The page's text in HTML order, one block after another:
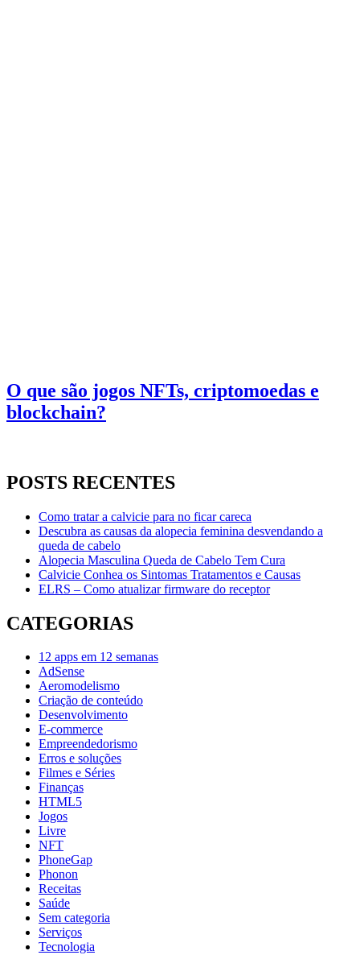
O que são jogos NFTs, criptomoedas e
blockchain?
POSTS RECENTES
Como tratar a calvicie para no ficar careca
Descubra as causas da alopecia feminina desvendando a
queda de cabelo
Alopecia Masculina Queda de Cabelo Tem Cura
Calvicie Conhea os Sintomas Tratamentos e Causas
ELRS – Como atualizar firmware do receptor
CATEGORIAS
12 apps em 12 semanas
AdSense
Aeromodelismo
Criação de conteúdo
Desenvolvimento
E-commerce
Empreendedorismo
Erros e soluções
Filmes e Séries
Finanças
HTML5
Jogos
Livre
NFT
PhoneGap
Phonon
Receitas
Saúde
Sem categoria
Serviços
Tecnologia